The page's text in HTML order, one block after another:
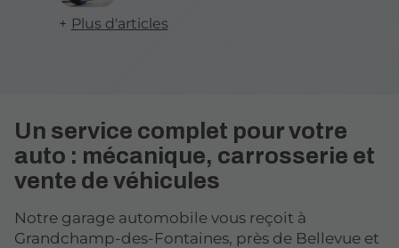
Plus d'articles
Un service complet pour votre
auto : mécanique, carrosserie et
vente de véhicules
Notre garage automobile vous reçoit à
Grandchamp-des-Fontaines, près de Bellevue et